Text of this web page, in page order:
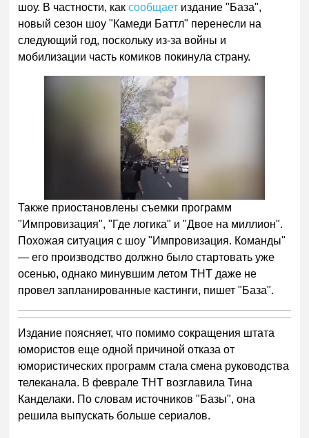
шоу. В частности, каксообщает издание "База",
новый сезон шоу "Камеди Баттл" перенесли на
следующий год, поскольку из-за войны и
мобилизации часть комиков покинула страну.
Также приостановлены съемки программ
"Импровизация", "Где логика" и "Двое на миллион".
Похожая ситуация с шоу "Импровизация. Команды"
— его производство должно было стартовать уже
осенью, однако минувшим летом ТНТ даже не
провел запланированные кастинги, пишет "База".
Издание поясняет, что помимо сокращения штата
юмористов еще одной причиной отказа от
юмористических программ стала смена руководства
телеканала. В феврале ТНТ возглавила Тина
Канделаки. По словам источников "Базы", она
решила выпускать больше сериалов.